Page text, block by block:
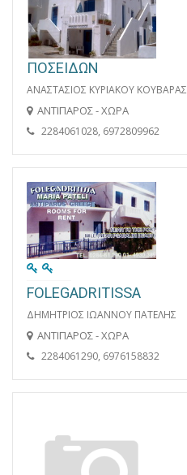
ΠΟΣΕΙΔΩΝ
ΑΝΑΣΤΑΣΙΟΣ ΚΥΡΙΑΚΟΥ ΚΟΥΒΑΡΑΣ
ΑΝΤΙΠΑΡΟΣ - ΧΩΡΑ
2284061028, 6972809962
FOLEGADRITISSA
ΔΗΜΗΤΡΙΟΣ ΙΩΑΝΝΟΥ ΠΑΤΕΛΗΣ
ΑΝΤΙΠΑΡΟΣ - ΧΩΡΑ
2284061290, 6976158832